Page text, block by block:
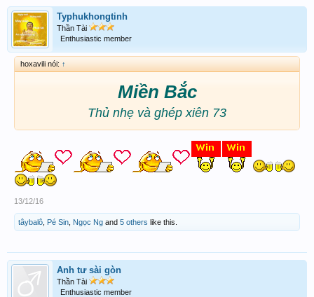
Typhukhongtinh
Thần Tài
Enthusiastic member
hoxavili nói: ↑
Miền Bắc
Thủ nhẹ và ghép xiên 73
13/12/16
tâybalô Pé Sin Ngọc Ng and 5 others like this.
Anh tư sài gòn
Thần Tài
Enthusiastic member